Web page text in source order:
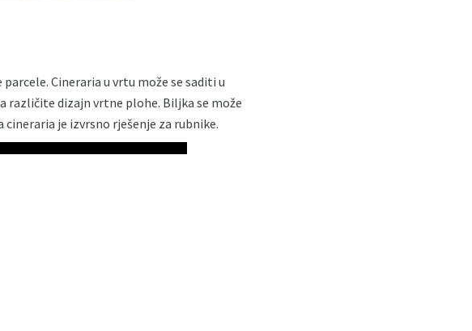
Cineraria u vrtu može se saditi u
različite dizajn vrtne plohe. Biljka se može
je izvrsno rješenje za rubnike.